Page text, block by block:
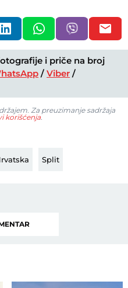
i priče na broj
/Viber /
Za preuzimanje sadržaja
korišćenja.
Split